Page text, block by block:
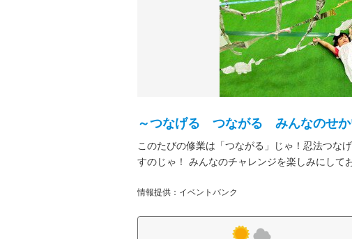
～つなげる つながる みんなのせか
このたびの修業は「つながる」じゃ！忍法つな
すのじゃ！ みんなのチャレンジを楽しみにしてお
情報提供：イベントバンク